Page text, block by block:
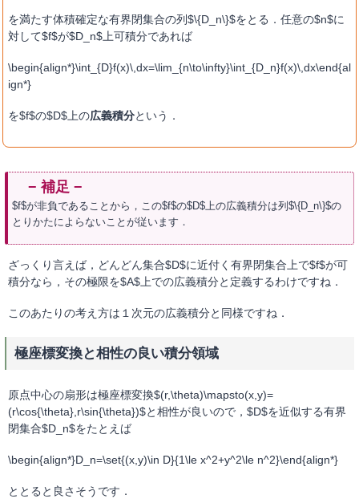
を満たす体積確定な有界閉集合の列$\{D_n\}$をとる．任意の$n$に
対して$f$が$D_n$上可積分であれば
\begin{align*}\int_{D}f(x)\,dx=\lim_{n\to\infty}\int_{D_n}f(x)\,dx\end{al
ign*}
を$f$の$D$上の広義積分という．
$f$が非負であることから，この$f$の$D$上の広義積分は列$\{D_n\}$の
とりかたによらないことが従います．
ざっくり言えば，どんどん集合$D$に近付く有界閉集合上で$f$が可
積分なら，その極限を$A$上での広義積分と定義するわけですね．
このあたりの考え方は１次元の広義積分と同様ですね．
極座標変換と相性の良い積分領域
原点中心の扇形は極座標変換$(r,\theta)\mapsto(x,y)=
(r\cos{\theta},r\sin{\theta})$と相性が良いので，$D$を近似する有界
閉集合$D_n$をたとえば
\begin{align*}D_n=\set{(x,y)\in D}{1\le x^2+y^2\le n^2}\end{align*}
ととると良さそうです．